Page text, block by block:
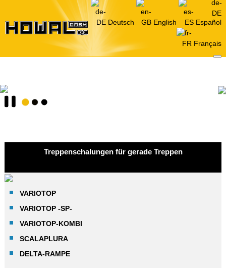
Deutsch English Español
Français
Treppenschalungen für gerade Treppen
VARIOTOP
VARIOTOP -SP-
VARIOTOP-KOMBI
SCALAPLURA
DELTA-RAMPE